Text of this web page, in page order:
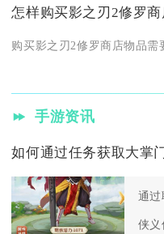
怎样购买影之刃2修罗
手游资讯
如何通过任务获取大掌
通过
侠义